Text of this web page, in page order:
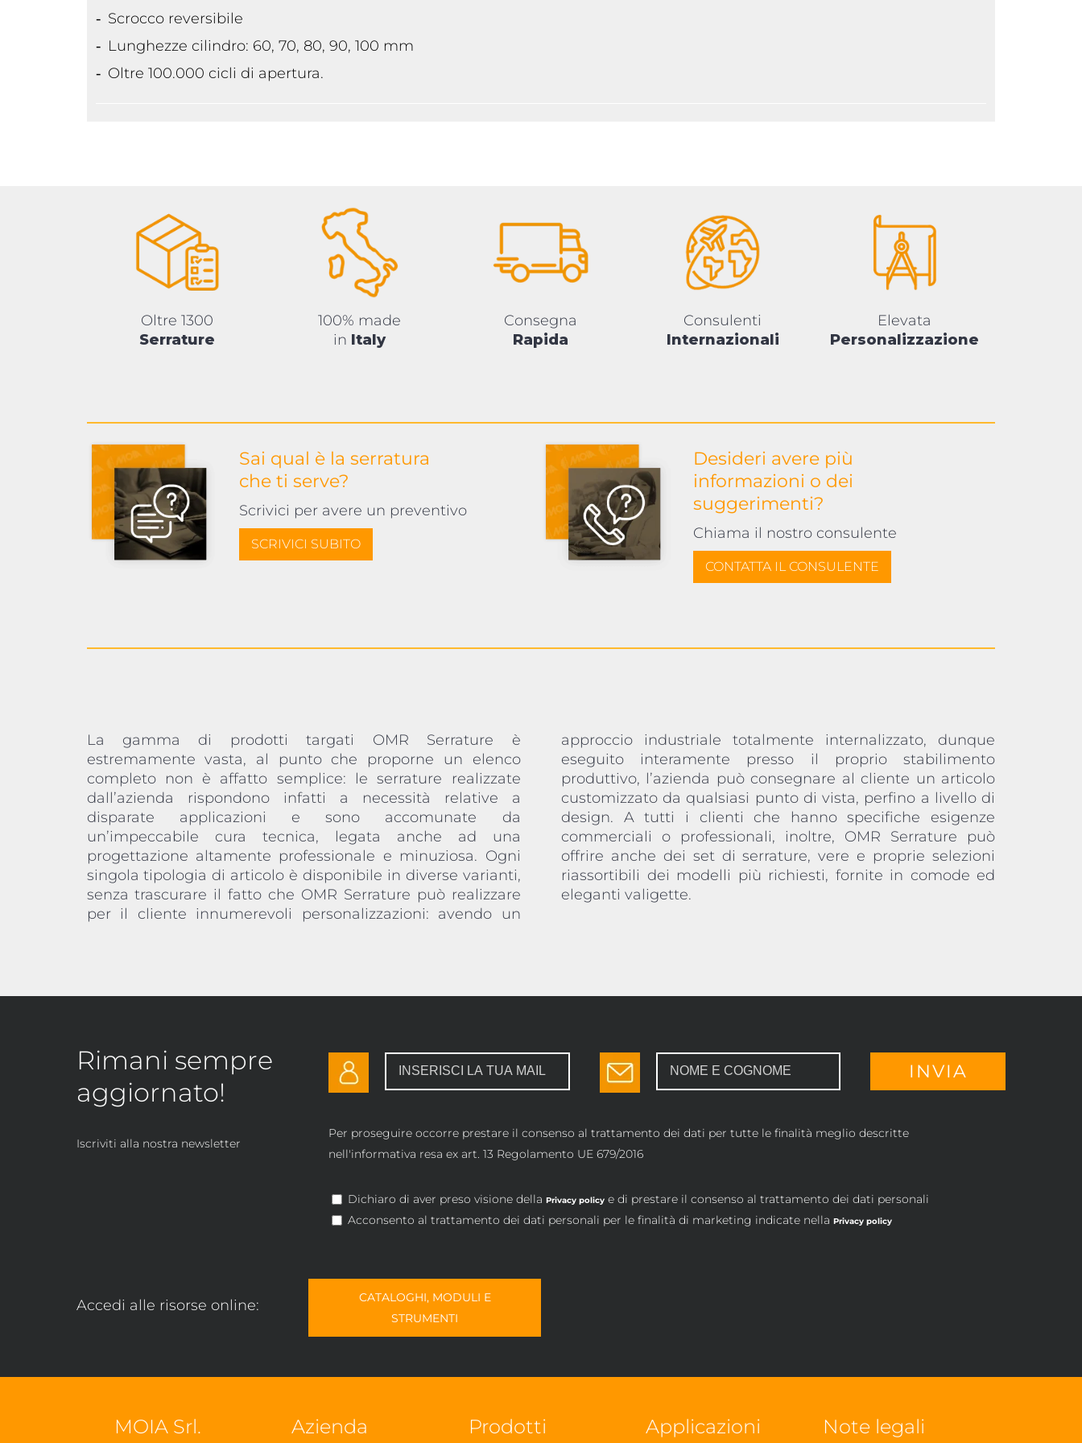
Scrocco reversibile
Lunghezze cilindro: 60, 70, 80, 90, 100 mm
Oltre 100.000 cicli di apertura.
Oltre 1300
Serrature
100% made
in Italy
Consegna
Rapida
Consulenti
Internazionali
Elevata
Personalizzazione
Sai qual è la serratura
che ti serve?
Scrivici per avere un preventivo
SCRIVICI SUBITO
Desideri avere più
informazioni o dei
suggerimenti?
Chiama il nostro consulente
CONTATTA IL CONSULENTE
La gamma di prodotti targati OMR Serrature è
estremamente vasta, al punto che proporne un elenco
completo non è affatto semplice: le serrature realizzate
dall’azienda rispondono infatti a necessità relative a
disparate applicazioni e sono accomunate da
un’impeccabile cura tecnica, legata anche ad una
progettazione altamente professionale e minuziosa. Ogni
singola tipologia di articolo è disponibile in diverse varianti,
senza trascurare il fatto che OMR Serrature può realizzare
per il cliente innumerevoli personalizzazioni: avendo un
approccio industriale totalmente internalizzato, dunque
eseguito interamente presso il proprio stabilimento
produttivo, l’azienda può consegnare al cliente un articolo
customizzato da qualsiasi punto di vista, perfino a livello di
design. A tutti i clienti che hanno specifiche esigenze
commerciali o professionali, inoltre, OMR Serrature può
offrire anche dei set di serrature, vere e proprie selezioni
riassortibili dei modelli più richiesti, fornite in comode ed
eleganti valigette.
Rimani sempre
aggiornato!
Iscriviti alla nostra newsletter
Per proseguire occorre prestare il consenso al trattamento dei dati per tutte le finalità meglio descritte
nell'informativa resa ex art. 13 Regolamento UE 679/2016
Dichiaro di aver preso visione dellaPrivacy policy e di prestare il consenso al trattamento dei dati personali
Acconsento al trattamento dei dati personali per le finalità di marketing indicate nellaPrivacy policy
Accedi alle risorse online:
CATALOGHI, MODULI E
STRUMENTI
MOIA Srl. Azienda Prodotti Applicazioni Note legali